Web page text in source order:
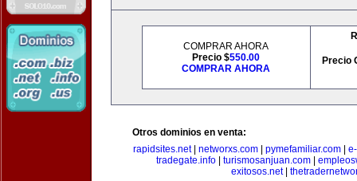
COMPRAR AHORA
Precio $550.00
COMPRAR AHORA
Precio
Otros dominios en venta:
rapidsites.net| networxs.com| pymefamiliar.com|
tradegate.info| turismosanjuan.com|
exitosos.net|